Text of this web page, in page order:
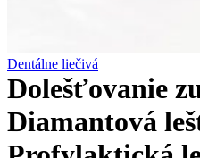
Dentálne liečivá
Dolešťovanie
Diamantová